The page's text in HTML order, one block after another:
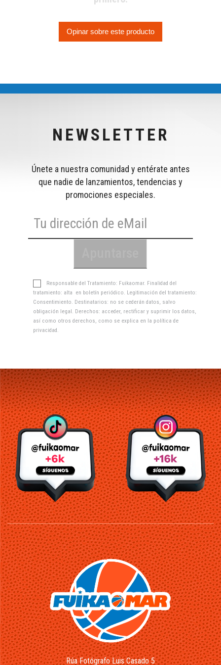
Opinar sobre este producto
NEWSLETTER
Únete a nuestra comunidad y entérate antes
que nadie de lanzamientos, tendencias y
promociones especiales.
Responsable del Tratamiento: Fuikaomar. Finalidad del
tratamiento: alta en boletín periódico. Legitimación del tratamiento:
Consentimiento. Destinatarios: no se cederán datos, salvo
obligación legal. Derechos: acceder, rectificar y suprimir los datos,
así como otros derechos, como se explica en la política de
privacidad.
Rúa Fotógrafo Luis Casado 5